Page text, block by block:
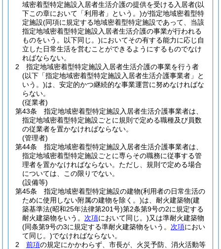
域密着型特定施設入居者生活介護の提供を受ける入居者(以
下この章において「利用者」という。)が指定地域密着型特
定施設(同項に規定する地域密着型特定施設であって、当該
指定地域密着型特定施設入居者生活介護の事業が行われる
ものをいう。以下同じ。)においてその有する能力に応じ自
立した日常生活を営むことができるようにするものでなけ
ればならない。
2
指定地域密着型特定施設入居者生活介護の事業を行う者
(以下「指定地域密着型特定施設入居者生活介護事業者」と
いう。)は、安定的かつ継続的な事業運営に努めなければな
らない。
(従業者)
第43条
指定地域密着型特定施設入居者生活介護事業者は、
指定地域密着型特定施設ごとに規則で定める職種及び員数
の従業者を置かなければならない。
(管理者)
第44条
指定地域密着型特定施設入居者生活介護事業者は、
指定地域密着型特定施設ごとに専らその職務に従事する管
理者を置かなければならない。 ただし、規則で定める場合
については、この限りでない。
(設備等)
第45条
指定地域密着型特定施設の建物(利用者の日常生活の
ために使用しない附属の建物を除く。)は、耐火建築物(建
築基準法(昭和25年法律第201号)第2条第9号の2に規定する
耐火建築物をいう。 次項において同じ。)又は準耐火建築物
(同条第9号の3に規定する準耐火建築物をいう。 次項におい
て同じ。)でなければならない。
2
前項の規定にかかわらず、市長が、火災予防、消火活動等